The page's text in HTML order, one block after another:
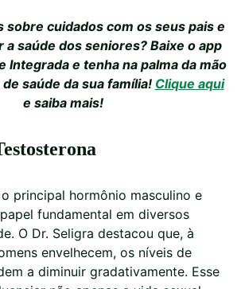
sobre cuidados com os seus pais e
saúde dos seniores? Baixe o app
Integrada e tenha na palma da mão
saúde da sua família! Clique aqui
e saiba mais!
principal hormônio masculino e
fundamental em diversos
O Dr. Seligra destacou que, à
envelhecem, os níveis de
a diminuir gradativamente. Esse